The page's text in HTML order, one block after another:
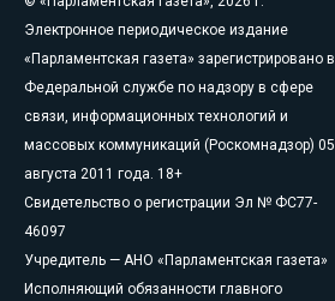
Электронное периодическое издание
«Парламентская газета» зарегистрировано в
Федеральной службе по надзору в сфере
связи, информационных технологий и
массовых коммуникаций (Роскомнадзор) 05
августа 2011 года. 18+
Свидетельство о регистрации Эл № ФС77-
46097
Учредитель — АНО «Парламентская газета»
Исполняющий обязанности главного